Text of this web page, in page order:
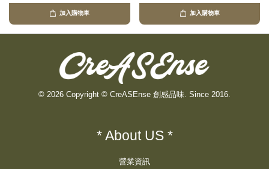
加入購物車 加入購物車
© 2026 Copyright © CreASEnse 創感品味. Since 2016.
* About US *
營業資訊